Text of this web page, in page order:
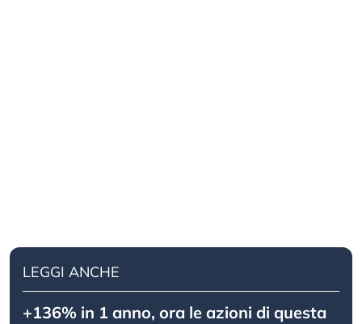
LEGGI ANCHE
+136% in 1 anno, ora le azioni di questa